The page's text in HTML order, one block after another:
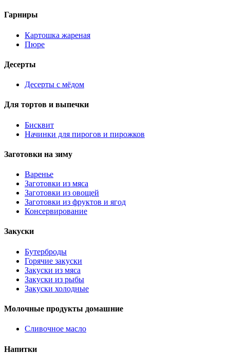
Гарниры
Картошка жареная
Пюре
Десерты
Десерты с мёдом
Для тортов и выпечки
Бисквит
Начинки для пирогов и пирожков
Заготовки на зиму
Варенье
Заготовки из мяса
Заготовки из овощей
Заготовки из фруктов и ягод
Консервирование
Закуски
Бутерброды
Горячие закуски
Закуски из мяса
Закуски из рыбы
Закуски холодные
Молочные продукты домашние
Сливочное масло
Напитки